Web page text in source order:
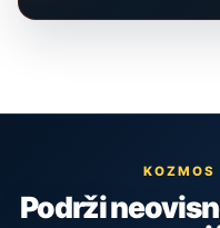
KOZMOS
Podrži